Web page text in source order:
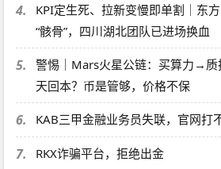
4.
KPI定生死、拉新变慢即单割｜东
“骸骨”，四川湖北团队已进场换血
5.
警惕｜Mars火星公链：买算力→
天回本？币是管够，价格不保
6. KAB三甲金融业务员失联，官网打
7. RKX诈骗平台，拒绝出金